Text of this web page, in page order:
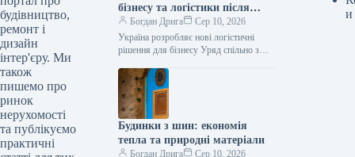
будівництво,
ремонт і
дизайн
інтер'єру. Ми
також
пишемо про
ринок
нерухомості
та публікуємо
практичні
бізнесу та логістики після
атак на склади
Богдан Дрига
Сер 10, 2026
Україна розробляє нові логістичні
рішення для бізнесу Уряд спільно з
конкретними кроками для
забезпечення безперебійної роботи…
Будинки з шин: економія
тепла та природні матеріали
Богдан Дрига Сер 10, 2026
и